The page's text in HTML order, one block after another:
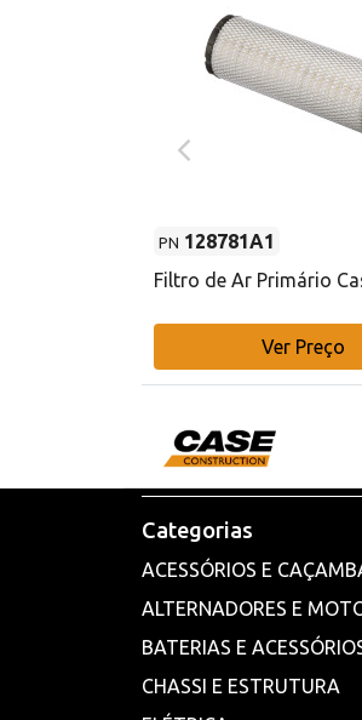
PN 128781A1
Filtro de Ar Primário
Ver Preço
Categorias
ACESSÓRIOS E
ALTERNADORES E
BATERIAS E
CHASSI E ESTRUTURA